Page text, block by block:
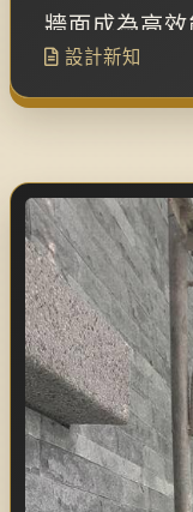
牆面成為高效
設計新知